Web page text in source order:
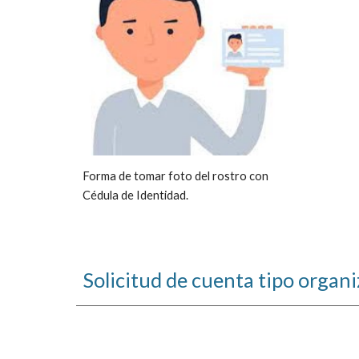
Forma de tomar foto del rostro con
Cédula de Identidad.
Solicitud de cuenta tipo